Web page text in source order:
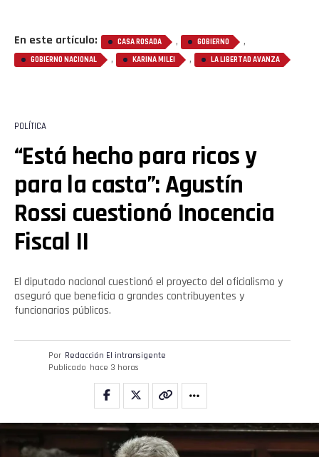
En este artículo: CASA ROSADA , GOBIERNO ,
GOBIERNO NACIONAL , KARINA MILEI , LA LIBERTAD AVANZA
POLÍTICA
“Está hecho para ricos y
para la casta”: Agustín
Rossi cuestionó Inocencia
Fiscal II
El diputado nacional cuestionó el proyecto del oficialismo y
aseguró que beneficia a grandes contribuyentes y
funcionarios públicos.
Por Redacción El intransigente
Publicado hace 3 horas